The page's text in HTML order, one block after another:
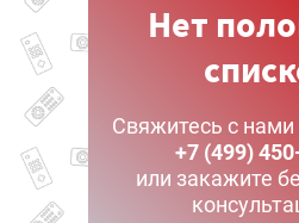
Нет
Свяжитесь с нами
+7 (499)
или закажите